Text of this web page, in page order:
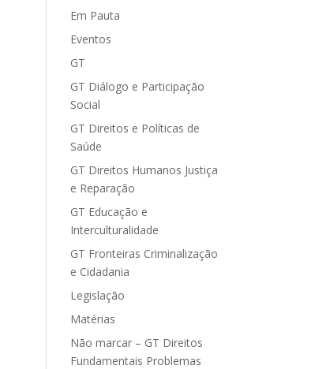
Em Pauta
Eventos
GT
GT Diálogo e Participação
Social
GT Direitos e Políticas de
Saúde
GT Direitos Humanos Justiça
e Reparação
GT Educação e
Interculturalidade
GT Fronteiras Criminalização
e Cidadania
Legislação
Matérias
Não marcar – GT Direitos
Fundamentais Problemas